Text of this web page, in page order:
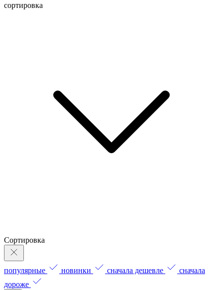
сортировка
Сортировка
популярные новинки сначала дешевле
сначала
дороже